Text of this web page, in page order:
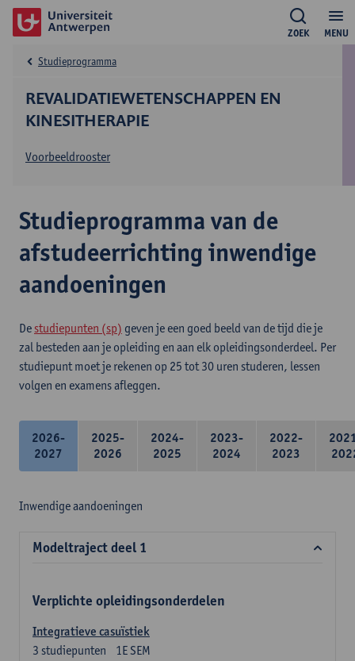
MENU
ZOEK
REVALIDATIEWETENSCHAPPEN EN
KINESITHERAPIE
Studieprogramma
Voorbeeldrooster
Studieprogramma van de
afstudeerrichting inwendige
aandoeningen
De studiepunten (sp) geven je een goed beeld van de tijd die je
zal besteden aan je opleiding en aan elk opleidingsonderdeel. Per
studiepunt moet je rekenen op 25 tot 30 uren studeren, lessen
volgen en examens afleggen.
2026-
2027
2025-
2026
2024-
2025
2023-
2024
2022-
2023
Inwendige aandoeningen
Modeltraject deel 1
Verplichte opleidingsonderdelen
Integratieve casuïstiek
1E SEM
3 studiepunten